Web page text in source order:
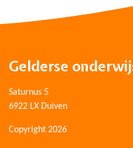
Gelderse
Saturnus 5
6922 LX Duiven
Copyright 2026